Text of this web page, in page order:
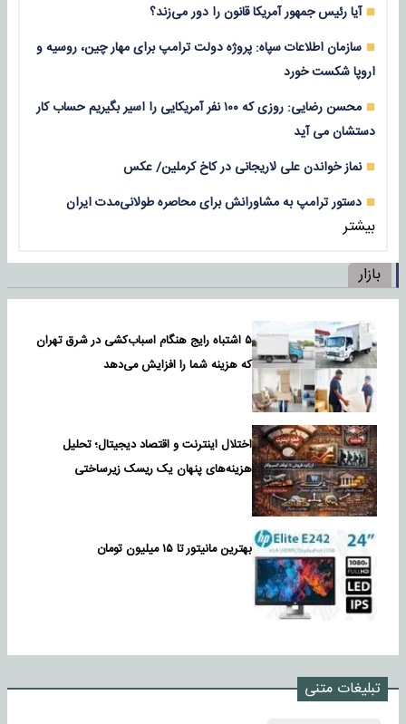
آیا رئیس جمهور آمریکا قانون را دور می‌زند؟
سازمان اطلاعات سپاه: پروژه دولت ترامپ برای مهار چین، روسیه و
اروپا شکست خورد
محسن رضایی: روزی که ۱۰۰ نفر آمریکایی را اسیر بگیریم حساب کار
دستشان می آید
نماز خواندن علی لاریجانی در کاخ کرملین/ عکس
دستور ترامپ به مشاورانش برای محاصره طولانی‌مدت ایران
بیشتر
بازار
۵ اشتباه رایج هنگام اسباب‌کشی در شرق تهران
که هزینه شما را افزایش می‌دهد
اختلال اینترنت و اقتصاد دیجیتال؛ تحلیل
هزینه‌های پنهان یک ریسک زیرساختی
بهترین مانیتور تا ۱۵ میلیون تومان
تبلیغات متنی